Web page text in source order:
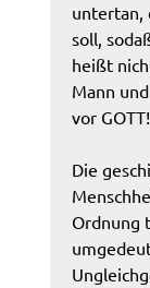
untertan,
soll,
heißt
Mann
vor
Die
Ordnung